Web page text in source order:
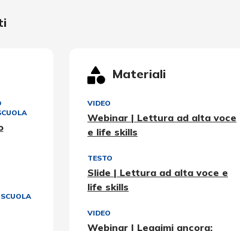
Materiali
VIDEO
Webinar | Lettura ad alta voce
e life skills
TESTO
Slide | Lettura ad alta voce e
life skills
VIDEO
Webinar | Leggimi ancora: